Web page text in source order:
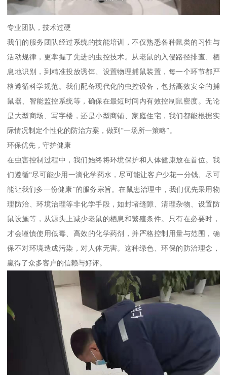
专业团队，技术过硬
我们的服务团队经过系统的技能培训，不仅熟悉各种鼠类的习性与
活动规律，更掌握了先进的虫控技术。从老鼠的入侵路径排查、栖
息地识别，到精准投放诱饵、设置物理捕鼠装置，每一个环节都严
格遵循科学规范。我们配备现代化的虫控设备，包括高效安全的捕
鼠器、智能监控系统等，确保在最短时间内有效控制鼠密度。无论
是大型商场、写字楼，还是小型商铺、家庭住宅，我们都能根据实
际情况制定个性化的防治方案，做到“一场所一策略”。
环保优先，守护健康
在虫害控制过程中，我们始终将环境保护和人体健康放在首位。我
们遵循“尽可能少用一滴化学药水，尽可能让客户少花一分钱、尽可
能让我们多一份健康”的服务宗旨。在鼠患治理中，我们优先采用物
理防治、环境治理等非化学手段，如封堵缝隙、清理杂物、设置防
鼠设施等，从源头上减少老鼠的栖息和繁殖条件。只有在必要时，
才会谨慎使用低毒、高效的化学药剂，并严格控制用量与范围，确
保不对环境造成污染，对人体无害。这种绿色、环保的防治理念，
赢得了众多客户的信赖与好评。